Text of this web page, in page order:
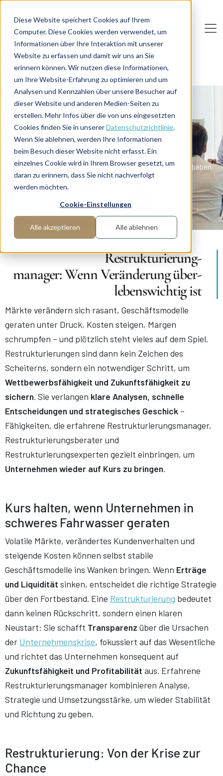
Diese Website speichert Cookies auf Ihrem
Computer. Diese Cookies werden verwendet, um
Informationen über Ihre Interaktion mit unserer
Website zu erfassen und damit wir uns an Sie
erinnern können. Wir nutzen diese Informationen,
um Ihre Website-Erfahrung zu optimieren und um
Analysen und Kennzahlen über unsere Besucher auf
dieser Website und anderen Medien-Seiten zu
erstellen. Mehr Infos über die von uns eingesetzten
Cookies finden Sie in unsererDatenschutzrichtlinie.
Wenn Sie ablehnen, werden Ihre Informationen
beim Besuch dieser Website nicht erfasst. Ein
einzelnes Cookie wird in Ihrem Browser gesetzt, um
daran zu erinnern, dass Sie nicht nachverfolgt
werden möchten.
Cookie-Einstellungen
Alle akzeptieren Alle ablehnen
Deutsc he Interim AG
Home Funktionen
Professionals
Interim
Restrukturierungs-
manager
Sie suchen Fachkräfte im Bereich Restrukturierung? Wir haben
sie!
Manager anfragen
Restrukturierung-
manager: Wenn Veränderung über-
lebenswichtig ist
Märkte verändern sich rasant, Geschäftsmodelle
geraten unter Druck, Kosten steigen, Margen
schrumpfen – und plötzlich steht vieles auf dem Spiel.
Restrukturierungen sind dann kein Zeichen des
Scheiterns, sondern ein notwendiger Schritt, um
Wettbewerbsfähigkeit und Zukunftsfähigkeit zu
sichern. Sie verlangen klare Analysen, schnelle
Entscheidungen und strategisches Geschick –
Fähigkeiten, die erfahrene Restrukturierungsmanager,
Restrukturierungsberater und
Restrukturierungsexperten gezielt einbringen, um
Unternehmen wieder auf Kurs zu bringen.
Kurs halten, wenn Unternehmen in
schweres Fahrwasser geraten
Volatile Märkte, verändertes Kundenverhalten und
steigende Kosten können selbst stabile
Geschäftsmodelle ins Wanken bringen. Wenn Erträge
und Liquidität sinken, entscheidet die richtige Strategie
über den Fortbestand. Eine Restrukturierung bedeutet
dann keinen Rückschritt, sondern einen klaren
Neustart: Sie schafft Transparenz über die Ursachen
der Unternehmenskrise, fokussiert auf das Wesentliche
und richtet das Unternehmen konsequent auf
Zukunftsfähigkeit und Profitabilität aus. Erfahrene
Restrukturierungsmanager kombinieren Analyse,
Strategie und Umsetzungsstärke, um wieder Stabilität
und Richtung zu geben.
Restrukturierung: Von der Krise zur
Chance